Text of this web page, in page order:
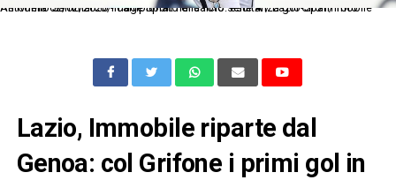
As Roma 02/02/2020 - campionato di calcio serie A / Lazio-Spal / foto Antonello Sammarco/Image Sport nella foto: esultanza gol Ciro Immobile
Lazio, Immobile riparte dal
Genoa: col Grifone i primi gol in